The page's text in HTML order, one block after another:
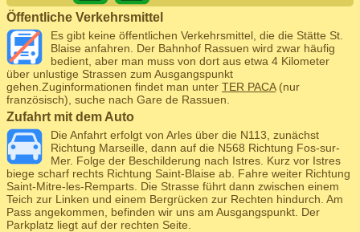
Öffentliche Verkehrsmittel
Es gibt keine öffentlichen Verkehrsmittel, die die Stätte St.
Blaise anfahren. Der Bahnhof Rassuen wird zwar häufig
bedient, aber man muss von dort aus etwa 4 Kilometer
über unlustige Strassen zum Ausgangspunkt
gehen.Zuginformationen findet man unter TER PACA(nur
französisch), suche nach Gare de Rassuen.
Zufahrt mit dem Auto
Die Anfahrt erfolgt von Arles über die N113, zunächst
Richtung Marseille, dann auf die N568 Richtung Fos-sur-
Mer. Folge der Beschilderung nach Istres. Kurz vor Istres
biege scharf rechts Richtung Saint-Blaise ab. Fahre weiter Richtung
Saint-Mitre-les-Remparts. Die Strasse führt dann zwischen einem
Teich zur Linken und einem Bergrücken zur Rechten hindurch. Am
Pass angekommen, befinden wir uns am Ausgangspunkt. Der
Parkplatz liegt auf der rechten Seite.